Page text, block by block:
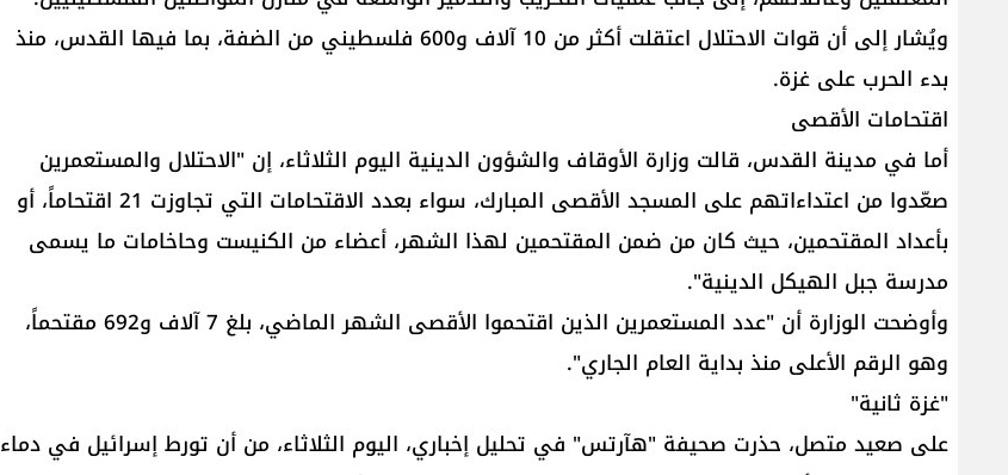
ويُشار إلى أن قوات الاحتلال اعتقلت أكثر من 10 آلاف و600 فلسطيني من الضفة، بما فيها القدس، منذ
بدء الحرب على غزة.
اقتحامات الأقصى
أما في مدينة القدس، قالت وزارة الأوقاف والشؤون الدينية اليوم الثلاثاء، إن "الاحتلال والمستعمرين
صعّدوا من اعتداءاتهم على المسجد الأقصى المبارك، سواء بعدد الاقتحامات التي تجاوزت 21 اقتحاماً، أو
بأعداد المقتحمين، حيث كان من ضمن المقتحمين لهذا الشهر، أعضاء من الكنيست وحاخامات ما يسمى
مدرسة جبل الهيكل الدينية".
وأوضحت الوزارة أن "عدد المستعمرين الذين اقتحموا الأقصى الشهر الماضي، بلغ 7 آلاف و692 مقتحماً،
وهو الرقم الأعلى منذ بداية العام الجاري".
"غزة ثانية"
على صعيد متصل، حذرت صحيفة "هآرتس" في تحليل إخباري، اليوم الثلاثاء، من أن تورط إسرائيل في دماء